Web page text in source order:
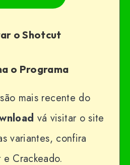
o Shotcut
o Programa
mais recente do
vá visitar o site
variantes, confira
Crackeado.